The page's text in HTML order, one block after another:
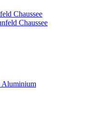
Chaussee
Chaussee
Aluminium